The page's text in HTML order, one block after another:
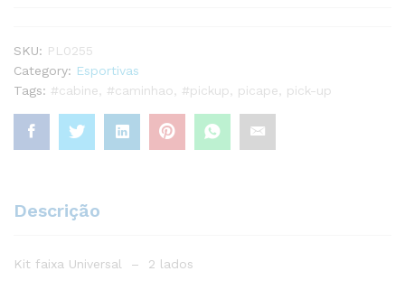
SKU: PL0255
Category: Esportivas
Tags: #cabine #caminhao #pickup picape pick-up
Descrição
Kit faixa Universal – 2 lados